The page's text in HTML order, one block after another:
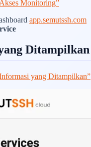
Monitoring”
app.semutssh.com
Ditampilkan
yang Ditampilkan”